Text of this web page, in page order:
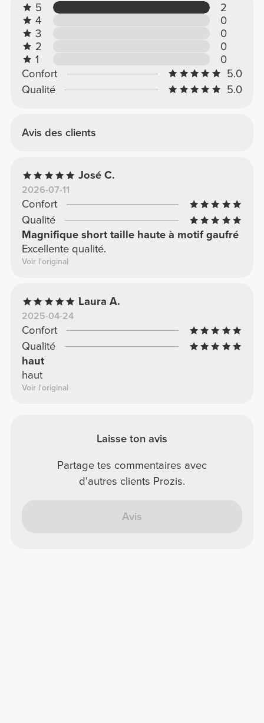
5
2
4
0
3
0
2
0
1
0
Confort
5.0
Qualité
5.0
Avis des clients
José C.
2026-07-11
Confort
Qualité
Magnifique short taille haute à motif gaufré
Excellente qualité.
Voir l'original
Laura A.
2025-04-24
Confort
Qualité
haut
haut
Voir l'original
Laisse ton avis
Partage tes commentaires avec
d'autres clients Prozis.
Avis